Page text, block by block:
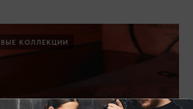
КОЛЛЕКЦИИ